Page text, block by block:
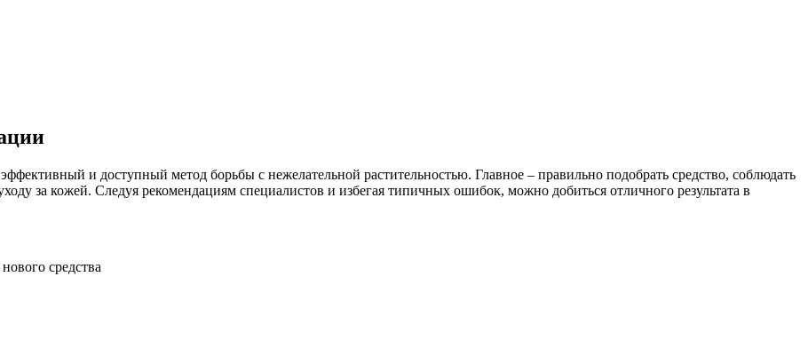
и доступный метод борьбы с нежелательной растительностью. Главное – правильно подобрать средство, соблюдать
за кожей. Следуя рекомендациям специалистов и избегая типичных ошибок, можно добиться отличного результата в
средства